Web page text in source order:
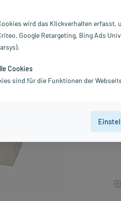
wird das Klickverhalten erfasst,
Google Retargeting, Bing Ads
Cookies
sind für die Funktionen der